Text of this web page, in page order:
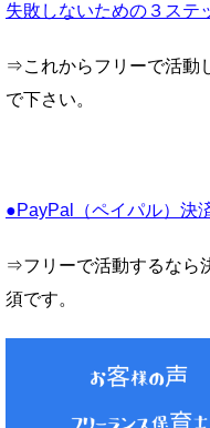
失敗しないための３ステ
⇒これからフリーで活動
で下さい。
●PayPal（ペイパル）決
⇒フリーで活動するなら
須です。